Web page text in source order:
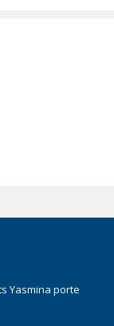
Yasmina porte